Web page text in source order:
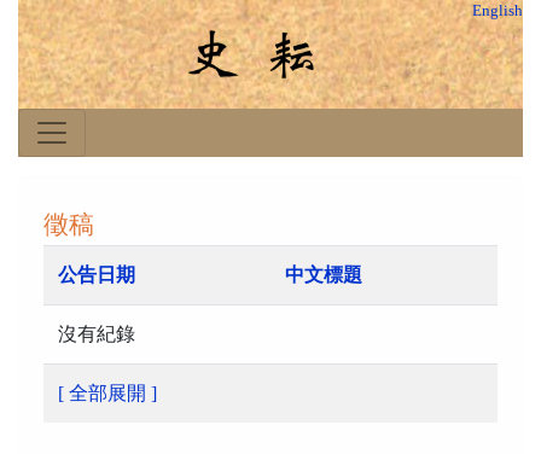
English
徵稿
公告日期 中文標題
沒有紀錄
[ 全部展開 ]